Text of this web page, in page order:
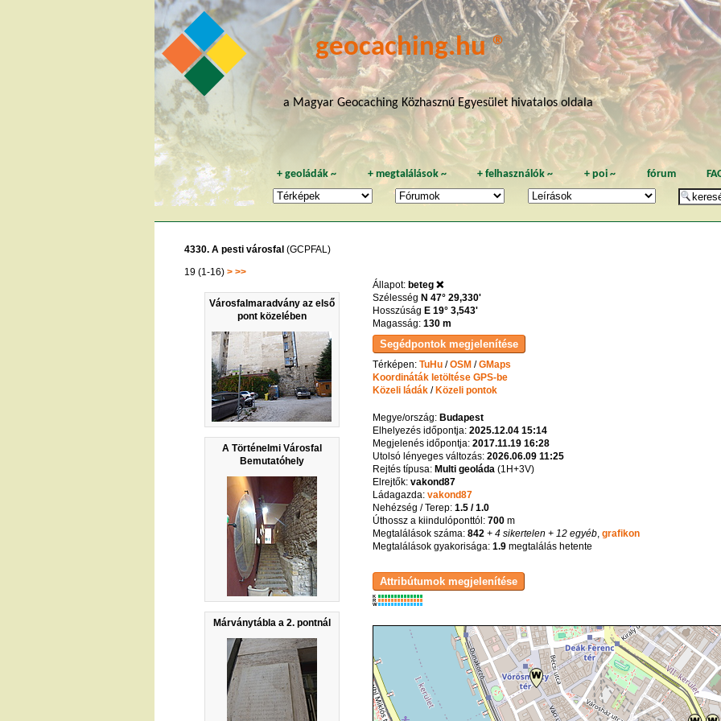
geocaching.hu ®
a Magyar Geocaching Közhasznú Egyesület hivatalos oldala
+geoládák~ +megtalálások~ +felhasználók ~ +poi~ fórum
4330. A pesti városfal (GCPFAL)
19 (1-16) > >>
Városfalmaradvány az első
pont közelében
A Történelmi Városfal
Bemutatóhely
Márványtábla a 2. pontnál
Állapot: beteg ❌
Szélesség N 47° 29,330'
Hosszúság E 19° 3,543'
Magasság: 130 m
Térképen: TuHu/OSM /GMaps
Koordináták letöltése GPS-be
Közeli ládák/ Közeli pontok
Megye/ország: Budapest
Elhelyezés időpontja: 2025.12.04 15:14
Megjelenés időpontja: 2017.11.19 16:28
Utolsó lényeges változás: 2026.06.09 11:25
Rejtés típusa: Multi geoláda(1H+3V)
Elrejtők: vakond87
Ládagazda: vakond87
Nehézség / Terep: 1.5 / 1.0
Úthossz a kiindulóponttól: 700m
Megtalálások száma: 842+ 4 sikertelen + 12 egyéb, grafikon
Megtalálások gyakorisága: 1.9megtalálás hetente
K
R
W